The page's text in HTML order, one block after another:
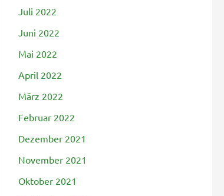
Juli 2022
Juni 2022
Mai 2022
April 2022
März 2022
Februar 2022
Dezember 2021
November 2021
Oktober 2021